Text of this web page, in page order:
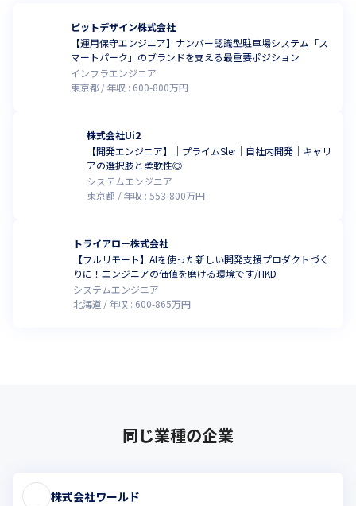
ピットデザイン株式会社
【運用保守エンジニア】ナンバー認識型駐車場システム「ス
マートパーク」のブランドを支える最重要ポジション
インフラエンジニア
東京都
年収 : 600-800万円
株式会社Ui2
【開発エンジニア】｜プライムSler｜自社内開発｜キャリ
アの選択肢と柔軟性◎
システムエンジニア
東京都
年収 :553-800万円
トライアロー株式会社
【フルリモート】AIを使った新しい開発支援プロダクトづく
りに！エンジニアの価値を磨ける環境です/HKD
システムエンジニア
北海道
年収 : 600-865万円
同じ業種の企業
株式会社ワールド